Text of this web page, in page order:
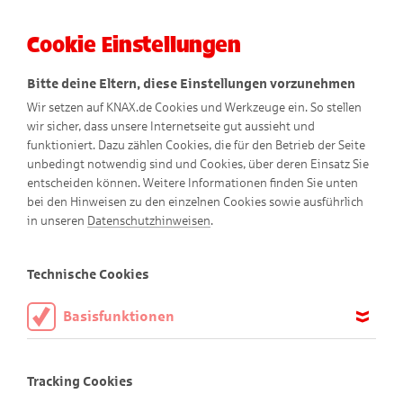
Basteltipps
Bastel dir die KNAX-Welt!
Cookie Einstellungen
Bitte deine Eltern, diese Einstellungen vorzunehmen
Wir setzen auf KNAX.de Cookies und Werkzeuge ein. So stellen
wir sicher, dass unsere Internetseite gut aussieht und
funktioniert. Dazu zählen Cookies, die für den Betrieb der Seite
unbedingt notwendig sind und Cookies, über deren Einsatz Sie
entscheiden können. Weitere Informationen finden Sie unten
bei den Hinweisen zu den einzelnen Cookies sowie ausführlich
in unseren Datenschutzhinweisen.
Technische Cookies
Basisfunktionen
aktiviert sein.
Tracking Cookies